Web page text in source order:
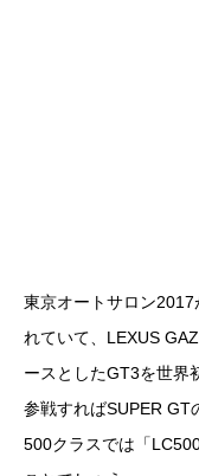
東京オートサロン
れていて、LEXUS
ースとしたGT3を世界
参戦すればSUPER GT
500クラスでは「